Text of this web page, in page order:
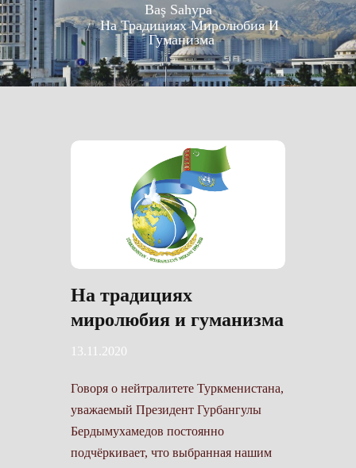
Baş Sahypa
На Традициях Миролюбия И
Гуманизма
На традициях
миролюбия и гуманизма
13.11.2020
Говоря о нейтралитете Туркменистана,
уважаемый ­Президент Гурбангулы
Бердымухамедов постоянно
подчёркивает, что выбранная нашим